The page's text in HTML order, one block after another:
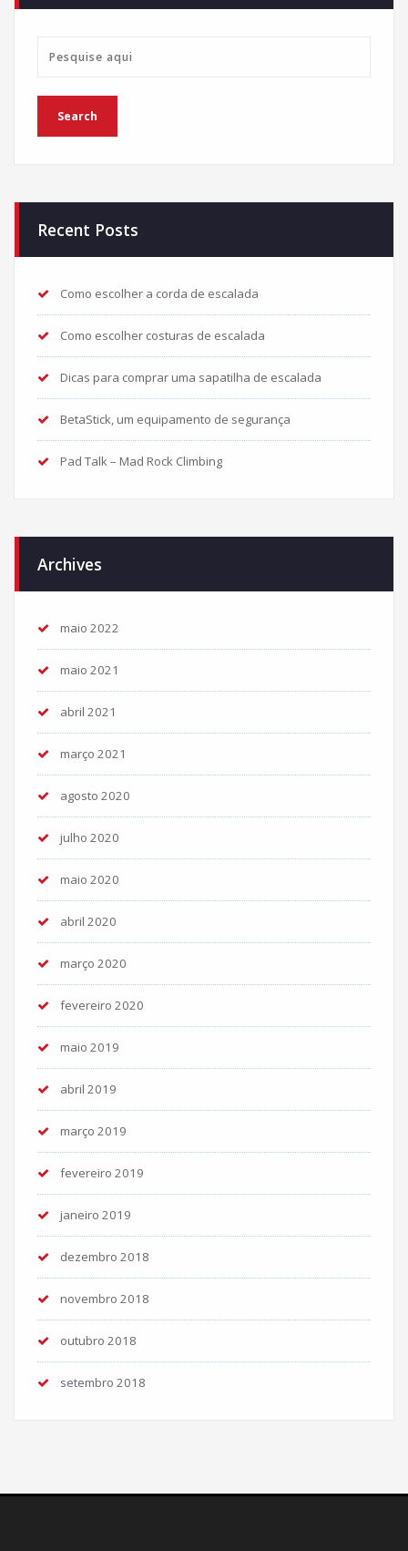
Recent Posts
Como escolher a corda de escalada
Como escolher costuras de escalada
Dicas para comprar uma sapatilha de escalada
BetaStick, um equipamento de segurança
Pad Talk – Mad Rock Climbing
Archives
maio 2022
maio 2021
abril 2021
março 2021
agosto 2020
julho 2020
maio 2020
abril 2020
março 2020
fevereiro 2020
maio 2019
abril 2019
março 2019
fevereiro 2019
janeiro 2019
dezembro 2018
novembro 2018
outubro 2018
setembro 2018